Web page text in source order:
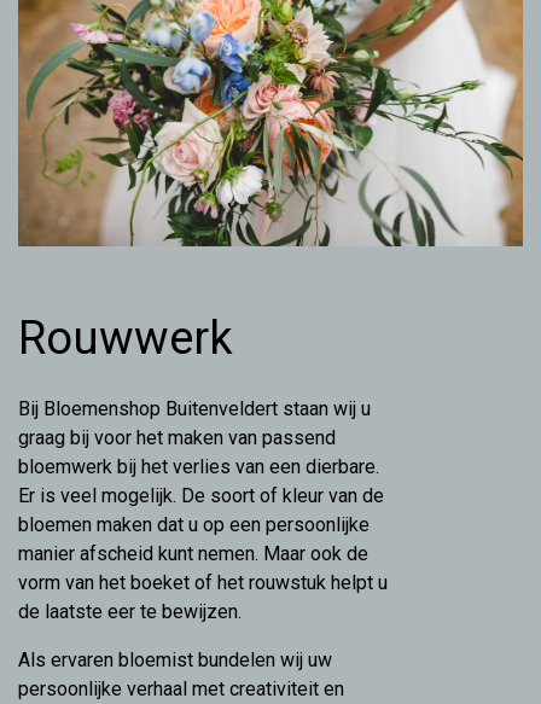
Rouwwerk
Bij Bloemenshop Buitenveldert staan wij u
graag bij voor het maken van passend
bloemwerk bij het verlies van een dierbare.
Er is veel mogelijk. De soort of kleur van de
bloemen maken dat u op een persoonlijke
manier afscheid kunt nemen. Maar ook de
vorm van het boeket of het rouwstuk helpt u
de laatste eer te bewijzen.
Als ervaren bloemist bundelen wij uw
persoonlijke verhaal met creativiteit en